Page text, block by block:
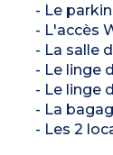
- Le
- L'accès
- La salle
- Le linge
- Le linge
- La
- Les 2